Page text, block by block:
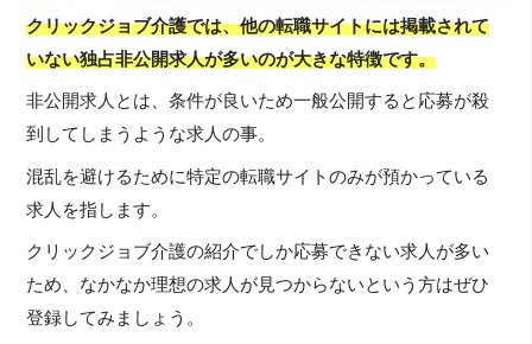
クリックジョブ介護では、他の転職サイトには掲載されて
いない独占非公開求人が多いのが大きな特徴です。
非公開求人とは、条件が良いため一般公開すると応募が殺
到してしまうような求人の事。
混乱を避けるために特定の転職サイトのみが預かっている
求人を指します。
クリックジョブ介護の紹介でしか応募できない求人が多い
ため、なかなか理想の求人が見つからないという方はぜひ
登録してみましょう。